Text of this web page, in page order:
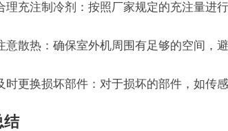
理充注制冷剂：按照厂家规定的充注量进
意散热：确保室外机周围有足够的空间，
时更换损坏部件：对于损坏的部件，如传
结